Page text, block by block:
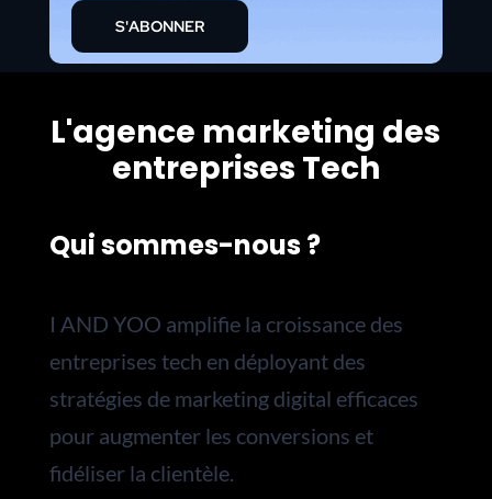
S'ABONNER
L'agence marketing des
entreprises Tech
Qui sommes-nous ?
I AND YOO amplifie la croissance des
entreprises tech en déployant des
stratégies de marketing digital efficaces
pour augmenter les conversions et
fidéliser la clientèle.